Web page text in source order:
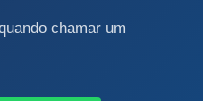
chamar um